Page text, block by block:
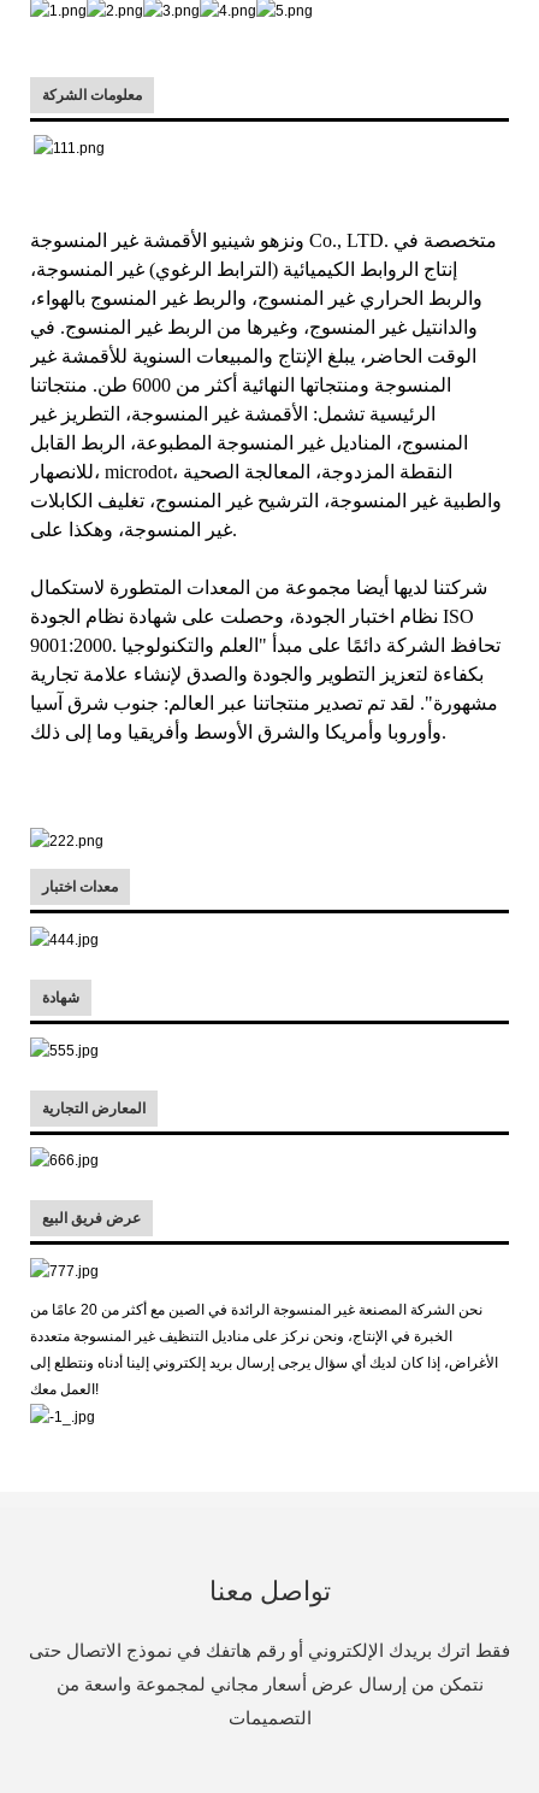
معلومات الشركة
ونزهو شينيو الأقمشة غير المنسوجة Co., LTD. متخصصة في
إنتاج الروابط الكيميائية (الترابط الرغوي) غير المنسوجة،
والربط الحراري غير المنسوج، والربط غير المنسوج بالهواء،
والدانتيل غير المنسوج، وغيرها من الربط غير المنسوج. في
الوقت الحاضر، يبلغ الإنتاج والمبيعات السنوية للأقمشة غير
المنسوجة ومنتجاتها النهائية أكثر من 6000 طن. منتجاتنا
الرئيسية تشمل: الأقمشة غير المنسوجة، التطريز غير
المنسوج، المناديل غير المنسوجة المطبوعة، الربط القابل
للانصهار، microdot، النقطة المزدوجة، المعالجة الصحية
والطبية غير المنسوجة، الترشيح غير المنسوج، تغليف الكابلات
غير المنسوجة، وهكذا على.
شركتنا لديها أيضا مجموعة من المعدات المتطورة لاستكمال
نظام اختبار الجودة، وحصلت على شهادة نظام الجودة ISO
9001:2000. تحافظ الشركة دائمًا على مبدأ "العلم والتكنولوجيا
بكفاءة لتعزيز التطوير والجودة والصدق لإنشاء علامة تجارية
مشهورة". لقد تم تصدير منتجاتنا عبر العالم: جنوب شرق آسيا
وأوروبا وأمريكا والشرق الأوسط وأفريقيا وما إلى ذلك.
معدات اختبار
شهادة
المعارض التجارية
عرض فريق البيع
نحن الشركة المصنعة غير المنسوجة الرائدة في الصين مع أكثر من 20 عامًا من
الخبرة في الإنتاج، ونحن نركز على مناديل التنظيف غير المنسوجة متعددة
الأغراض، إذا كان لديك أي سؤال يرجى إرسال بريد إلكتروني إلينا أدناه ونتطلع إلى
العمل معك!
تواصل معنا
فقط اترك بريدك الإلكتروني أو رقم هاتفك في نموذج الاتصال حتى
نتمكن من إرسال عرض أسعار مجاني لمجموعة واسعة من
التصميمات